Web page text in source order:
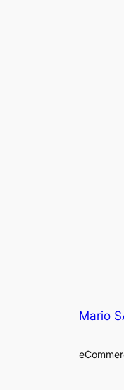
Mario